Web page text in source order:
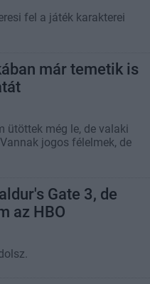
fel a játék karakterei
már temetik is
ütöttek még le, de valaki
jogos félelmek, de
Gate 3, de
az HBO